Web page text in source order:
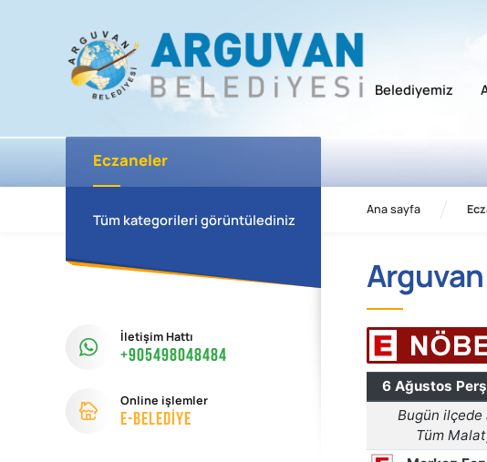
Belediyemiz
Ana sayfa
Eczaneler
Tüm kategorileri görüntülediniz
İletişim Hattı
+905498048484
Online işlemler
e-Beledİye